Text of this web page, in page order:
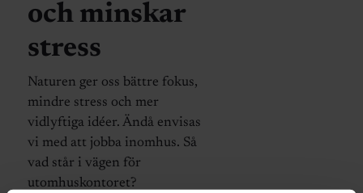
och minskar
stress
Naturen ger oss bättre fokus,
mindre stress och mer
vidlyftiga idéer. Ändå envisas
vi med att jobba inomhus. Så
vad står i vägen för
utomhuskontoret?